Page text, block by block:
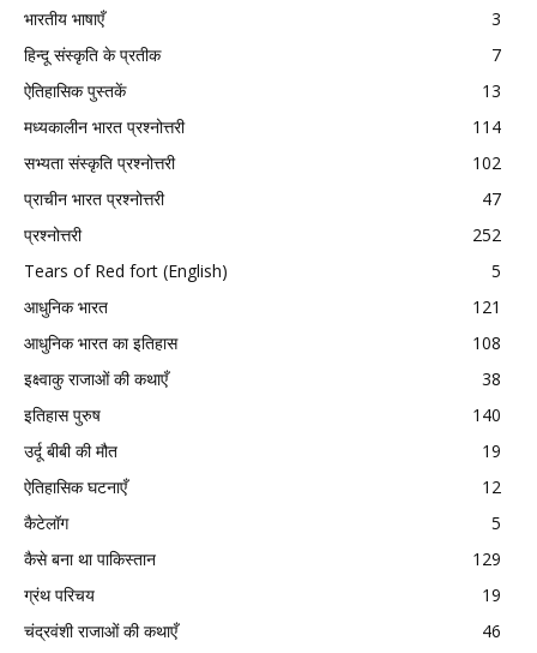
भारतीय भाषाएँ
3
हिन्दू संस्कृति के प्रतीक
7
ऐतिहासिक पुस्तकें
13
मध्यकालीन भारत प्रश्नोत्तरी
114
सभ्यता संस्कृति प्रश्नोत्तरी
102
प्राचीन भारत प्रश्नोत्तरी
47
प्रश्नोत्तरी
252
Tears of Red fort (English)
5
आधुनिक भारत
121
आधुनिक भारत का इतिहास
108
इक्ष्वाकु राजाओं की कथाएँ
38
इतिहास पुरुष
140
उर्दू बीबी की मौत
19
ऐतिहासिक घटनाएँ
12
कैटेलॉग
5
कैसे बना था पाकिस्तान
129
ग्रंथ परिचय
19
चंद्रवंशी राजाओं की कथाएँ
46